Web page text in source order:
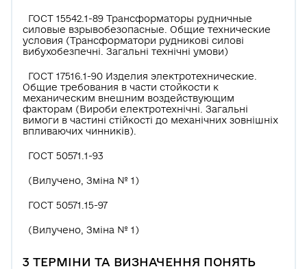
ГОСТ 15542.1-89 Трансформаторы рудничные
силовые взрывобезопасные. Общие технические
условия (Трансформатори рудникові силові
вибухобезпечні. Загальні технічні умови)
ГОСТ 17516.1-90 Изделия электротехнические.
Общие требования в части стойкости к
механическим внешним воздействующим
факторам (Вироби електротехнічні. Загальні
вимоги в частині стійкості до механічних зовнішніх
впливаючих чинників).
ГОСТ 50571.1-93
(Вилучено, Зміна № 1)
ГОСТ 50571.15-97
(Вилучено, Зміна № 1)
3 ТЕРМІНИ ТА ВИЗНАЧЕННЯ ПОНЯТЬ